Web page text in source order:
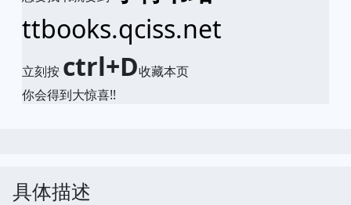
ttbooks.qciss.net
立刻按 ctrl+D收藏本页
你会得到大惊喜!!
具体描述